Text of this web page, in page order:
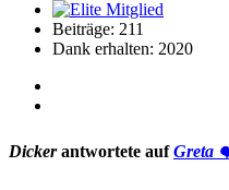
Beiträge: 211
Dank erhalten: 2020
Dickerantwortete aufGreta